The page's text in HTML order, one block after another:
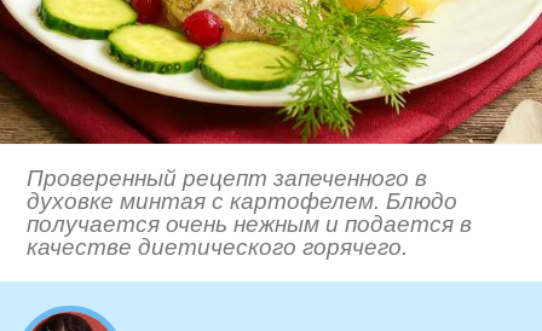
Проверенный рецепт запеченного в
духовке минтая с картофелем. Блюдо
получается очень нежным и подается в
качестве диетического горячего.